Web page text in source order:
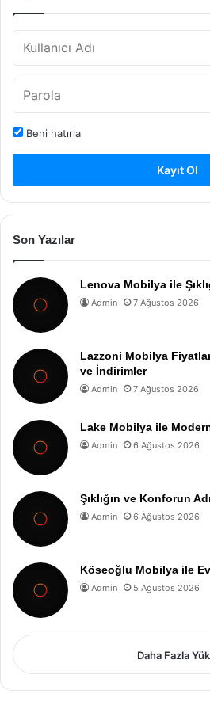
Beni hatırla
Kayıt Ol
Son Yazılar
Lenova Mobilya ile
Admin 7 Ağustos 2026
Lazzoni Mobilya
ve İndirimler
Admin 7 Ağustos 2026
Lake Mobilya ile
Admin 6 Ağustos 2026
Şıklığın ve Konforun
Admin 6 Ağustos 2026
Köseoğlu Mobilya ile
Admin 5 Ağustos 2026
Daha Fazla